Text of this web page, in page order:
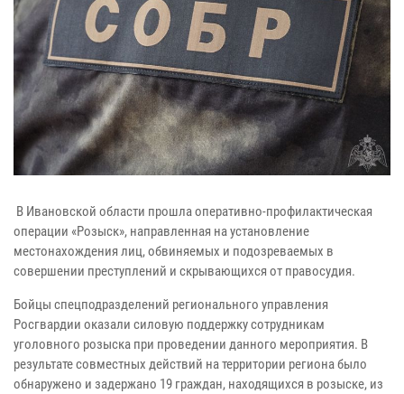
В Ивановской области прошла оперативно-профилактическая
операции «Розыск», направленная на установление
местонахождения лиц, обвиняемых и подозреваемых в
совершении преступлений и скрывающихся от правосудия.
Бойцы спецподразделений регионального управления
Росгвардии оказали силовую поддержку сотрудникам
уголовного розыска при проведении данного мероприятия. В
результате совместных действий на территории региона было
обнаружено и задержано 19 граждан, находящихся в розыске, из